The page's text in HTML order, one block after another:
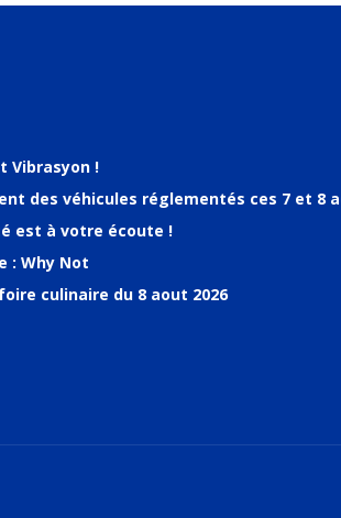
Vibrasyon !
des véhicules réglementés ces 7 et 8
est à votre écoute !
: Why Not
culinaire du 8 aout 2026